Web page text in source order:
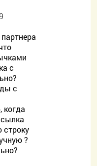
с
с
когда
строку
?